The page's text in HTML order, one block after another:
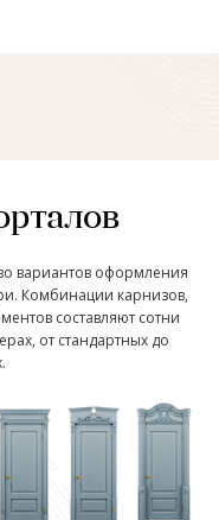
вариантов оформления
Комбинации карнизов,
составляют сотни
от стандартных до